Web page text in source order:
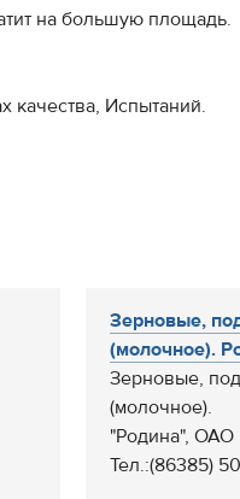
на большую площадь.
качества, Испытаний.
Зерновые,
(молочное).
Зерновые,
(молочное).
"Родина", ОАО
Тел.:(86385)